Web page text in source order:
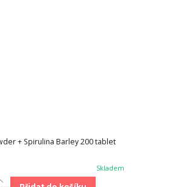
+ Spirulina Barley 200 tablet
Skladem